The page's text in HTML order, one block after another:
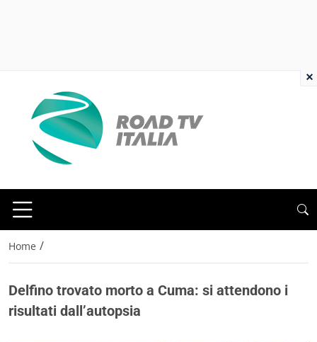
Home /
Delfino trovato morto a Cuma: si attendono i
risultati dall’autopsia
×